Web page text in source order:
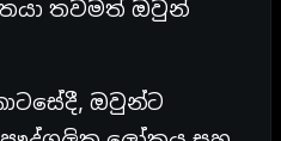
තවමත් ඔවුන්
ඔවුන්ට